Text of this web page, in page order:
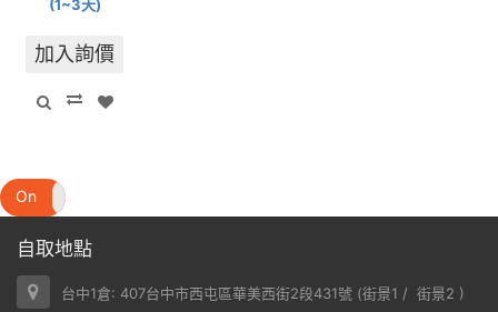
(1~3天)
加入詢價
On
自取地點
台中1倉: 407台中市西屯區華美西街2段431號 (街景1 / 街景2 )